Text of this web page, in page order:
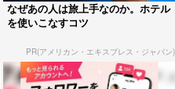
なぜあの人は旅上手なのか。ホテル
を使いこなすコツ
PR(アメリカン・エキスプレス・ジャパン)